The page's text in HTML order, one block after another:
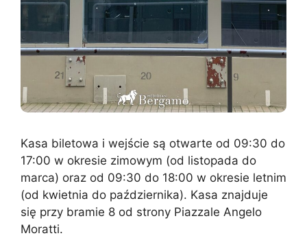
Kasa biletowa i wejście są otwarte od 09:30 do
17:00 w okresie zimowym (od listopada do
marca) oraz od 09:30 do 18:00 w okresie letnim
(od kwietnia do października). Kasa znajduje
się przy bramie 8 od strony Piazzale Angelo
Moratti.